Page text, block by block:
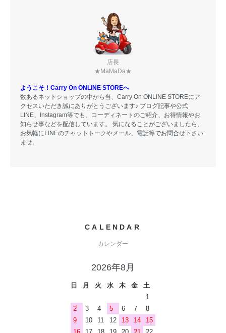
店長
★MaMaDa★
ようこそ！Carry On ONLINE STOREへ
数あるネットショップの中から当、Carry On ONLINE STOREにア
クセスいただき誠にありがとうございます♪ ブログ記事や公式
LINE、Instagram等でも、コーディネートのご紹介、お得情報やお
知らせ事などを配信しています。 気になることがございましたら、
お気軽にLINEのチャットトークやメール、電話等でお問合せ下さい
ませ。
CALENDAR
カレンダー
2026年8月
日 月 火 水 木 金
土
1
2
3 4 5 6 7
8
9
10 11 12 13 14
15